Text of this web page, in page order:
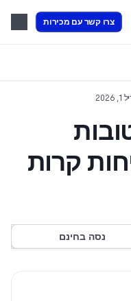
צרו קשר עם מכירות
קרות
נסה בחינם